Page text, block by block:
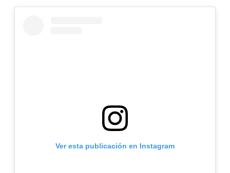
Ver esta publicación en Instagram